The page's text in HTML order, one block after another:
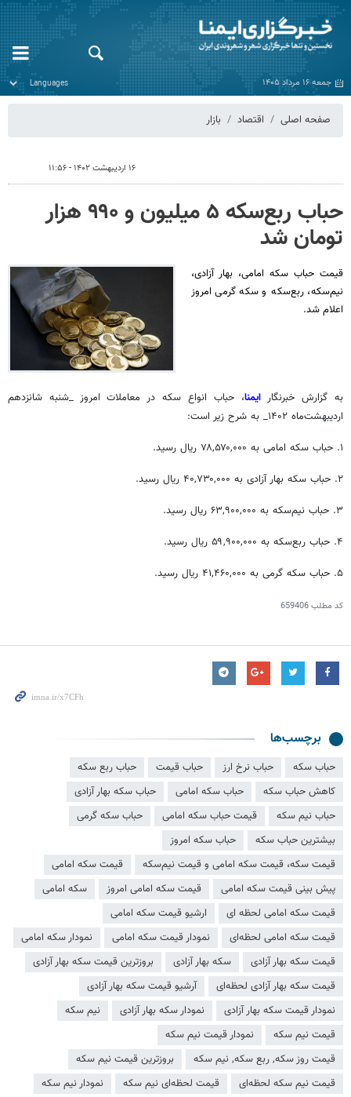
جمعه ۱۶ مرداد ۱۴۰۵
صفحه اصلی اقتصاد بازار
۱۶ اردیبهشت ۱۴۰۲ - ۱۱:۵۶
حباب ربع‌سکه ۵ میلیون و ۹۹۰ هزار
تومان شد
قیمت حباب سکه امامی، بهار آزادی،
نیم‌سکه، ربع‌سکه و سکه گرمی امروز
اعلام شد.
به گزارش خبرنگار ایمنا، حباب انواع سکه در معاملات امروز _‌شنبه شانزدهم
اردیبهشت‌ماه ۱۴۰۲_ به شرح زیر است:
۱. حباب سکه امامی به ۷۸,۵۷۰,۰۰۰ ریال رسید.
۲. حباب سکه بهار آزادی به ۴۰,۷۳۰,۰۰۰ ریال رسید.
۳. حباب نیم‌سکه به ۶۳,۹۰۰,۰۰۰ ریال رسید.
۴. حباب ربع‌سکه به ۵۹,۹۰۰,۰۰۰ ریال رسید.
۵. حباب سکه گرمی به ۴۱,۴۶۰,۰۰۰ ریال رسید.
کد مطلب659406
برچسب‌ها
حباب سکه حباب نرخ ارز حباب قیمت
حباب ربع سکه
کاهش حباب سکه
حباب سکه امامی
حباب سکه بهار آزادی
حباب نیم سکه
قیمت حباب سکه امامی
حباب سکه گرمی
بیشترین حباب سکه
حباب سکه امروز
قیمت سکه، قیمت سکه امامی و قیمت نیم‌سکه
قیمت سکه امامی
پیش بینی قیمت سکه امامی
قیمت سکه امامی امروز
سکه امامی
قیمت سکه امامی لحظه ای
ارشیو قیمت سکه امامی
قیمت سکه امامی لحظه‌ای
نمودار قیمت سکه امامی
نمودار سکه امامی
قیمت سکه بهار آزادی
سکه بهار آزادی
بروزترین قیمت سکه بهار آزادی
قیمت سکه بهار آزادی لحظه‌ای
آرشیو قیمت سکه بهار آزادی
نمودار قیمت سکه بهار آزادی
نمودار سکه بهار آزادی
نیم سکه
قیمت نیم سکه
نمودار قیمت نیم سکه
قیمت روز سکه, ربع سکه, نیم سکه
بروزترین قیمت نیم سکه
قیمت نیم سکه لحظه‌ای
قیمت لحظه‌ای نیم سکه
نمودار نیم سکه